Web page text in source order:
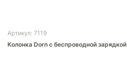
Артикул: 7119
Колонка Dorn с беспроводной зарядкой